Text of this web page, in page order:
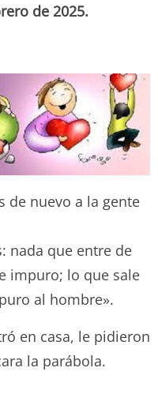
de 2025.
de nuevo a la gente
nada que entre de
impuro; lo que sale
al hombre».
en casa, le pidieron
la parábola.